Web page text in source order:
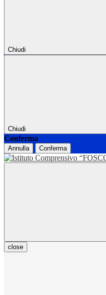
Chiudi
Chiudi
Conferma
Annulla Conferma
close